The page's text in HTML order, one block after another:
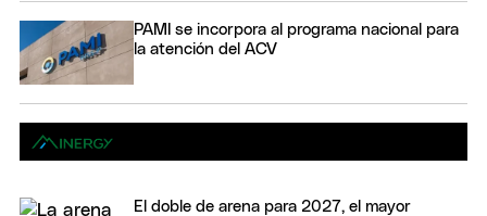
PAMI se incorpora al programa nacional para
la atención del ACV
El doble de arena para 2027, el mayor